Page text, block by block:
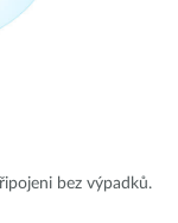
bez výpadků.